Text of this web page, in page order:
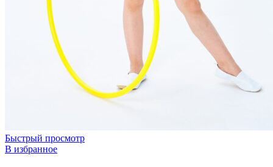
Быстрый просмотр
В избранное